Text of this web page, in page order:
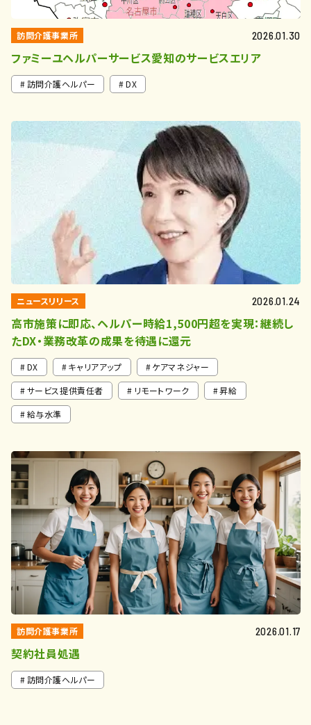
訪問介護事業所 2026.01.30
ファミーユヘルパーサービス愛知のサービスエリア
訪問介護ヘルパー DX
ニュースリリース 2026.01.24
高市施策に即応、ヘルパー時給1,500円超を実現：継続し
たDX・業務改革の成果を待遇に還元
DX キャリアアップ
ケアマネジャー
サービス提供責任者
リモートワーク
昇給
給与水準
訪問介護事業所 2026.01.17
契約社員処遇
訪問介護ヘルパー